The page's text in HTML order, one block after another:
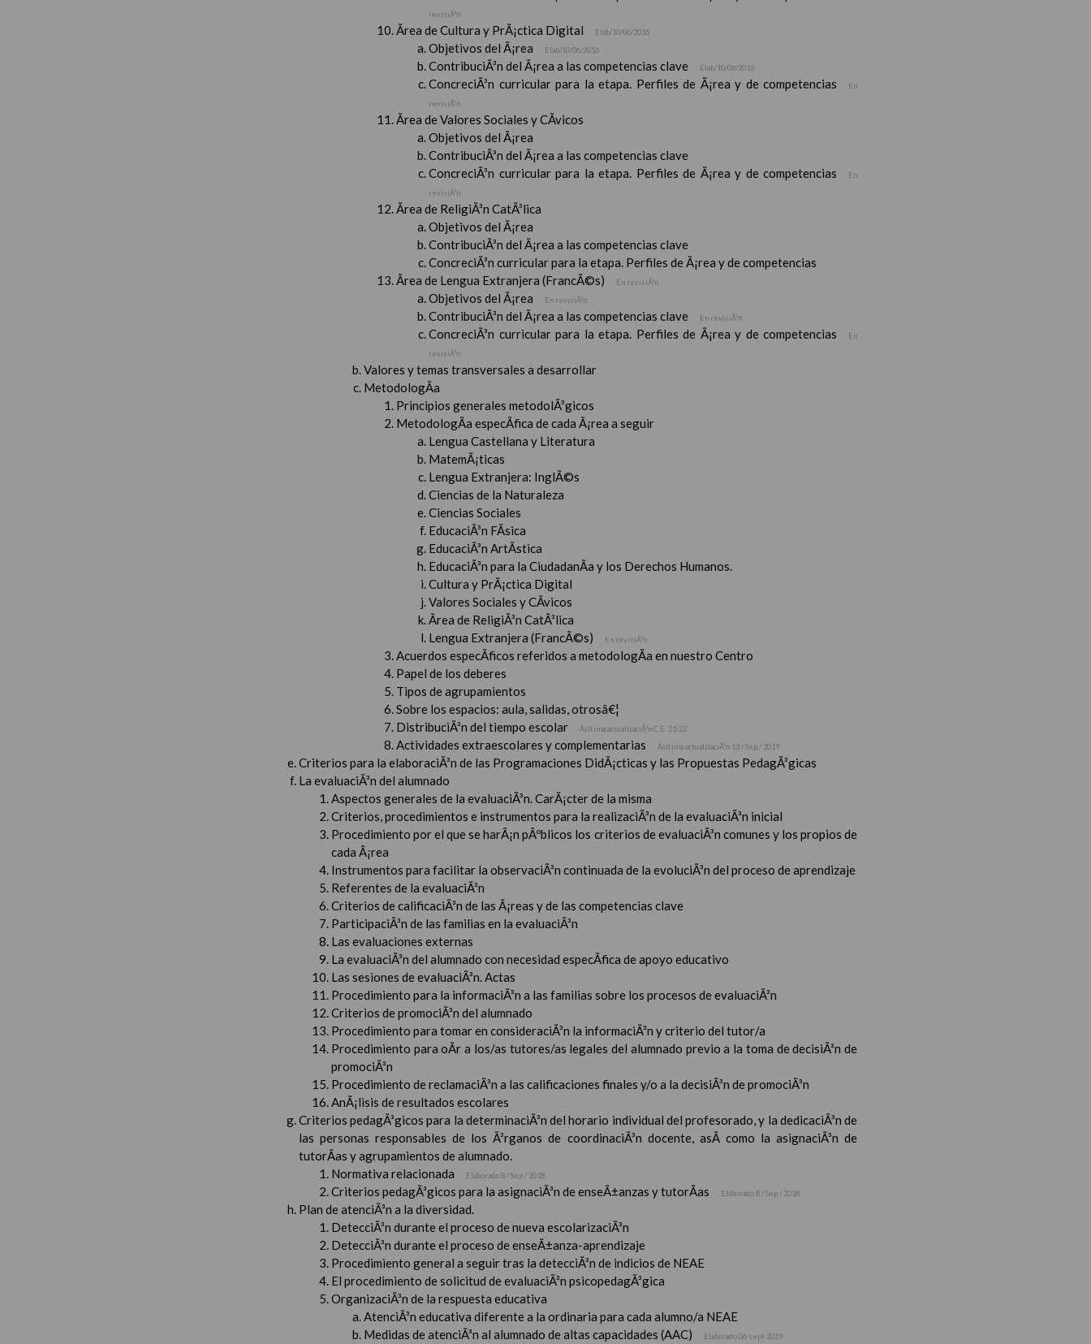
revisiÃ³n
Ãrea de Cultura y PrÃ¡ctica Digital Elab/10/06/2016
Objetivos del Ã¡rea Elab/10/06/2016
ContribuciÃ³n del Ã¡rea a las competencias clave Elab/10/06/2016
ConcreciÃ³n curricular para la etapa. Perfiles de Ã¡rea y de competencias
En
revisiÃ³n
Ãrea de Valores Sociales y CÃ­vicos
Objetivos del Ã¡rea
ContribuciÃ³n del Ã¡rea a las competencias clave
ConcreciÃ³n curricular para la etapa. Perfiles de Ã¡rea y de competencias
En
revisiÃ³n
Ãrea de ReligiÃ³n CatÃ³lica
Objetivos del Ã¡rea
ContribuciÃ³n del Ã¡rea a las competencias clave
ConcreciÃ³n curricular para la etapa. Perfiles de Ã¡rea y de competencias
Ãrea de Lengua Extranjera (FrancÃ©s)
En revisiÃ³n
Objetivos del Ã¡rea En revisiÃ³n
ContribuciÃ³n del Ã¡rea a las competencias clave En revisiÃ³n
ConcreciÃ³n curricular para la etapa. Perfiles de Ã¡rea y de competencias
En
revisiÃ³n
Valores y temas transversales a desarrollar
MetodologÃ­a
Principios generales metodolÃ³gicos
MetodologÃ­a especÃ­fica de cada Ã¡rea a seguir
Lengua Castellana y Literatura
MatemÃ¡ticas
Lengua Extranjera: InglÃ©s
Ciencias de la Naturaleza
Ciencias Sociales
EducaciÃ³n FÃ­sica
EducaciÃ³n ArtÃ­stica
EducaciÃ³n para la CiudadanÃ­a y los Derechos Humanos.
Cultura y PrÃ¡ctica Digital
Valores Sociales y CÃ­vicos
Ãrea de ReligiÃ³n CatÃ³lica
Lengua Extranjera (FrancÃ©s)
En revisiÃ³n
Acuerdos especÃ­ficos referidos a metodologÃ­a en nuestro Centro
Papel de los deberes
Tipos de agrupamientos
Sobre los espacios: aula, salidas, otrosâ€¦
DistribuciÃ³n del tiempo escolar
Ãšltima actualizaciÃ³n C.E. 21/22
Actividades extraescolares y complementarias Ãšltima actualizaciÃ³n 13 / Sep / 2019
Criterios para la elaboraciÃ³n de las Programaciones DidÃ¡cticas y las Propuestas PedagÃ³gicas
La evaluaciÃ³n del alumnado
Aspectos generales de la evaluaciÃ³n. CarÃ¡cter de la misma
Criterios, procedimientos e instrumentos para la realizaciÃ³n de la evaluaciÃ³n inicial
Procedimiento por el que se harÃ¡n pÃºblicos los criterios de evaluaciÃ³n comunes y los propios de
cada Ã¡rea
Instrumentos para facilitar la observaciÃ³n continuada de la evoluciÃ³n del proceso de aprendizaje
Referentes de la evaluaciÃ³n
Criterios de calificaciÃ³n de las Ã¡reas y de las competencias clave
ParticipaciÃ³n de las familias en la evaluaciÃ³n
Las evaluaciones externas
La evaluaciÃ³n del alumnado con necesidad especÃ­fica de apoyo educativo
Las sesiones de evaluaciÃ³n. Actas
Procedimiento para la informaciÃ³n a las familias sobre los procesos de evaluaciÃ³n
Criterios de promociÃ³n del alumnado
Procedimiento para tomar en consideraciÃ³n la informaciÃ³n y criterio del tutor/a
Procedimiento para oÃ­r a los/as tutores/as legales del alumnado previo a la toma de decisiÃ³n de
promociÃ³n
Procedimiento de reclamaciÃ³n a las calificaciones finales y/o a la decisiÃ³n de promociÃ³n
AnÃ¡lisis de resultados escolares
Criterios pedagÃ³gicos para la determinaciÃ³n del horario individual del profesorado, y la dedicaciÃ³n de
las personas responsables de los Ã³rganos de coordinaciÃ³n docente, asÃ­ como la asignaciÃ³n de
tutorÃ­as y agrupamientos de alumnado.
Normativa relacionada
Elaborado 8 / Sep / 2018
Criterios pedagÃ³gicos para la asignaciÃ³n de enseÃ±anzas y tutorÃ­as Elaborado 8 / Sep / 2018
Plan de atenciÃ³n a la diversidad.
DetecciÃ³n durante el proceso de nueva escolarizaciÃ³n
DetecciÃ³n durante el proceso de enseÃ±anza-aprendizaje
Procedimiento general a seguir tras la detecciÃ³n de indicios de NEAE
El procedimiento de solicitud de evaluaciÃ³n psicopedagÃ³gica
OrganizaciÃ³n de la respuesta educativa
AtenciÃ³n educativa diferente a la ordinaria para cada alumno/a NEAE
Medidas de atenciÃ³n al alumnado de altas capacidades (AAC)
Elaborado 06 sept 2019